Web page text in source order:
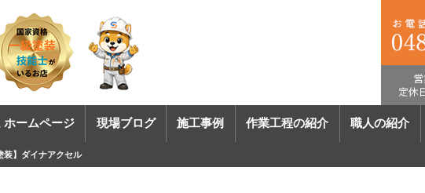
ホームページ 現場ブログ 施工事例 作業工程の紹介 職人の紹介
装】ダイナアクセル